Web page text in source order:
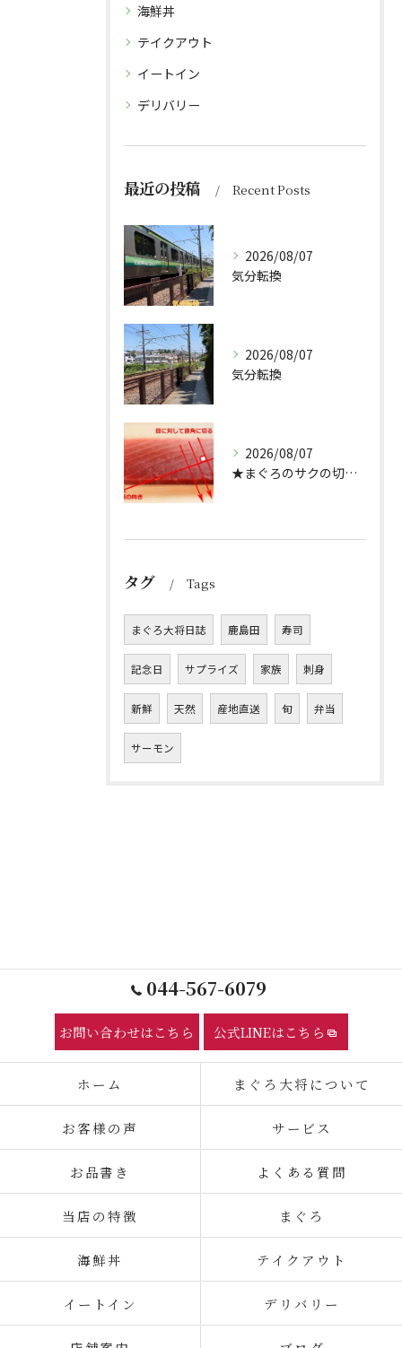
海鮮丼
テイクアウト
イートイン
デリバリー
最近の投稿 Recent Posts
2026/08/07
気分転換
2026/08/07
気分転換
2026/08/07
★まぐろのサクの切り方★
タグ Tags
まぐろ大将日誌 鹿島田 寿司
記念日 サプライズ 家族 刺身
新鮮 天然 産地直送 旬 弁当
サーモン
044-567-6079
お問い合わせはこちら 公式LINEはこちら
ホーム まぐろ大将について
お客様の声 サービス
お品書き よくある質問
当店の特徴 まぐろ
海鮮丼 テイクアウト
イートイン デリバリー